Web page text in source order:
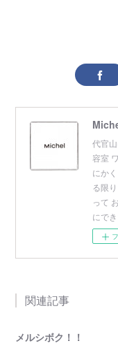
代官
容室
にか
る限
って
にで
関連記事
メルシボク！！